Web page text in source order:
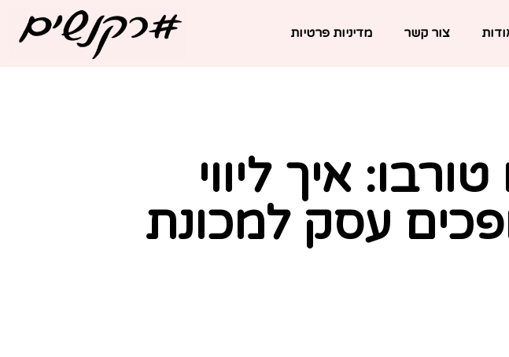
צור קשר מדיניות פרטיות
איך ליווי
עסק למכונת